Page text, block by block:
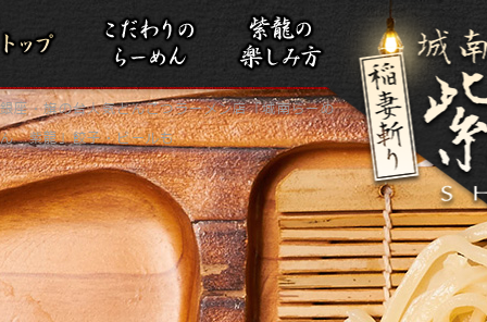
銀座・旗の台人気とんこつラーメン店「城南らーめ
ん 紫龍」餃子・ビールも